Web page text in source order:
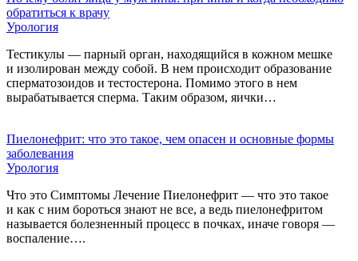
обратиться к врачу
Урология
Тестикулы — парный орган, находящийся в кожном мешке
и изолирован между собой. В нем происходит образование
сперматозоидов и тестостерона. Помимо этого в нем
вырабатывается сперма. Таким образом, яички…
Пиелонефрит: что это такое, чем опасен и основные формы
заболевания
Урология
Что это Симптомы Лечение Пиелонефрит — что это такое
и как с ним бороться знают не все, а ведь пиелонефритом
называется болезненный процесс в почках, иначе говоря —
воспаление….